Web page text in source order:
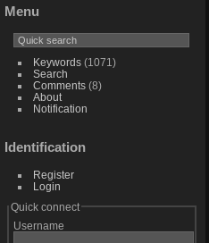
Menu
Keywords(1071)
Search
Comments(8)
About
Notification
Identification
Register
Login
Quick connect
Username